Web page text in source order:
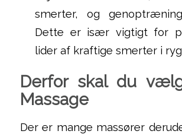
smerter, og
Dette er især vigtigt for
lider af kraftige smerter i
Derfor skal du
Massage
Der er mange massører